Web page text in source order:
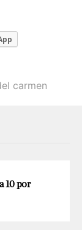
carmen
10 por